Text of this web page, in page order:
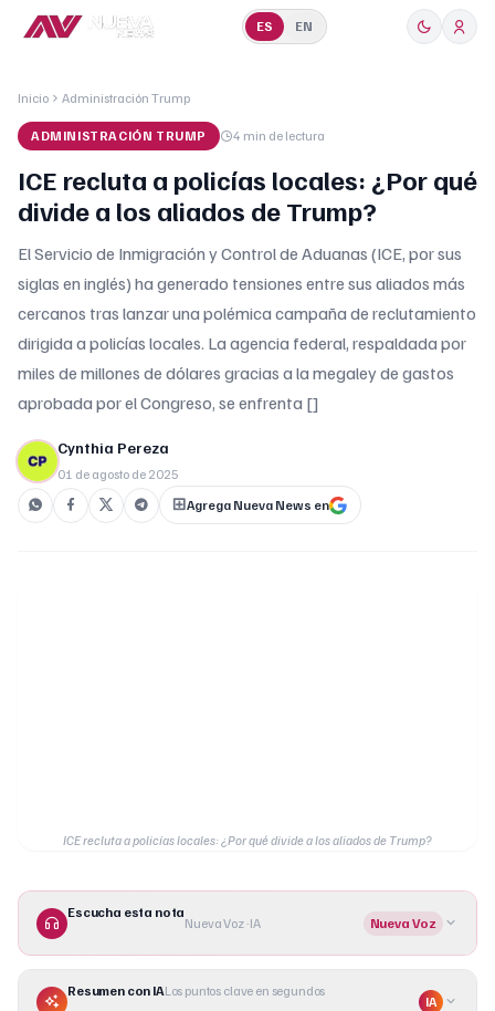
ES EN
Inicio Administración Trump
ADMINISTRACIÓN TRUMP 4 min de lectura
ICE recluta a policías locales: ¿Por qué
divide a los aliados de Trump?
El Servicio de Inmigración y Control de Aduanas (ICE, por sus
siglas en inglés) ha generado tensiones entre sus aliados más
cercanos tras lanzar una polémica campaña de reclutamiento
dirigida a policías locales. La agencia federal, respaldada por
miles de millones de dólares gracias a la megaley de gastos
aprobada por el Congreso, se enfrenta []
Cynthia Pereza
01 de agosto de 2025
Agrega Nueva News en
ICE recluta a policías locales: ¿Por qué divide a los aliados de Trump?
Escucha esta nota
Nueva Voz · IA Nueva Voz
Resumen con IALos puntos clave en segundos
IA